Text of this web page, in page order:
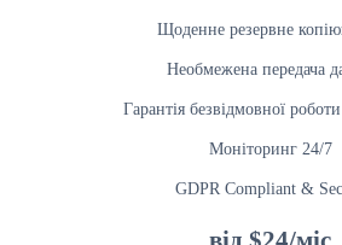
Щоденне резервне
Необмежена передача
Гарантія безвідмовної
Моніторинг 24/7
GDPR Compliant &